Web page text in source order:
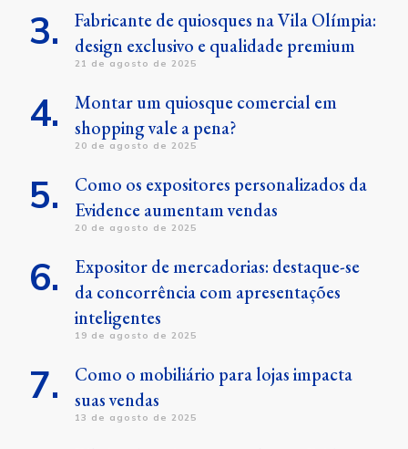
Fabricante de quiosques na Vila Olímpia:
design exclusivo e qualidade premium
21 de agosto de 2025
Montar um quiosque comercial em
shopping vale a pena?
20 de agosto de 2025
Como os expositores personalizados da
Evidence aumentam vendas
20 de agosto de 2025
Expositor de mercadorias: destaque-se
da concorrência com apresentações
inteligentes
19 de agosto de 2025
Como o mobiliário para lojas impacta
suas vendas
13 de agosto de 2025